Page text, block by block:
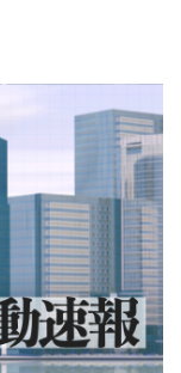
金属は2桁増だっ
ある店舗ではイ
、食品の3品目が
に伴い、コー
、婦人共に好調
、改装や催事効
ドを中心に売上